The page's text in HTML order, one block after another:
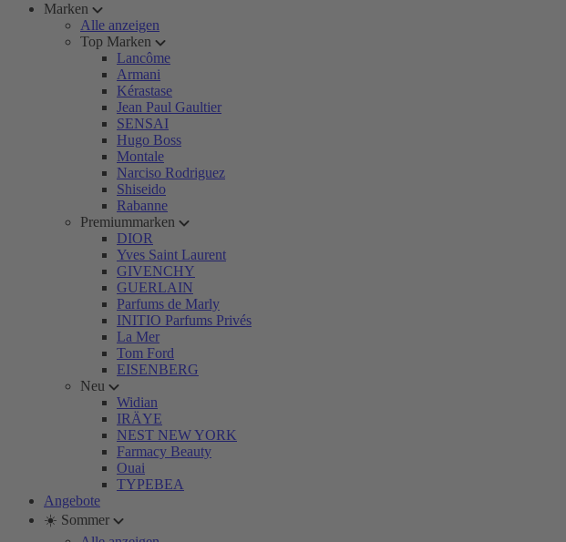
Marken
Alle anzeigen
Top Marken
Lancôme
Armani
Kérastase
Jean Paul Gaultier
SENSAI
Hugo Boss
Montale
Narciso Rodriguez
Shiseido
Rabanne
Premiummarken
DIOR
Yves Saint Laurent
GIVENCHY
GUERLAIN
Parfums de Marly
INITIO Parfums Privés
La Mer
Tom Ford
EISENBERG
Neu
Widian
IRÄYE
NEST NEW YORK
Farmacy Beauty
Ouai
TYPEBEA
Angebote
☀️ Sommer